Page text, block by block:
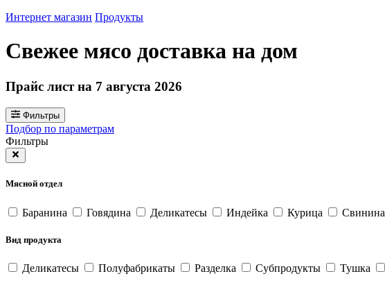
Интернет магазин Продукты
Свежее мясо доставка на дом
Прайс лист на 7 августа 2026
Фильтры
Подбор по параметрам
Фильтры
Мясной отдел
Баранина Говядина Деликатесы Индейка Курица Свинина
Вид продукта
Деликатесы Полуфабрикаты Разделка Субпродукты Тушка